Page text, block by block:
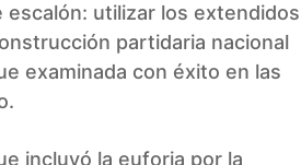
escalón: utilizar los extendidos
partidaria nacional
examinada con éxito en las
incluyó la euforia por la